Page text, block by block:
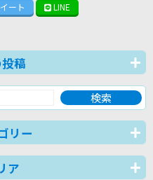
ート LINE
稿
リー
ア